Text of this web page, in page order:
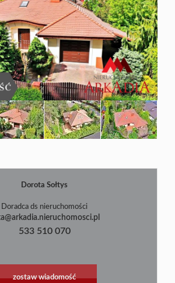
Dron
RODO
Blog
Dorota Sołtys
Doradca ds nieruchomości
533 510 070
zostaw wiadomość